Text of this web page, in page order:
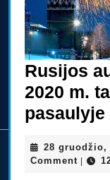
Rusijos
2020 m.
pasaulyje
28 gruodžio,
Comment |